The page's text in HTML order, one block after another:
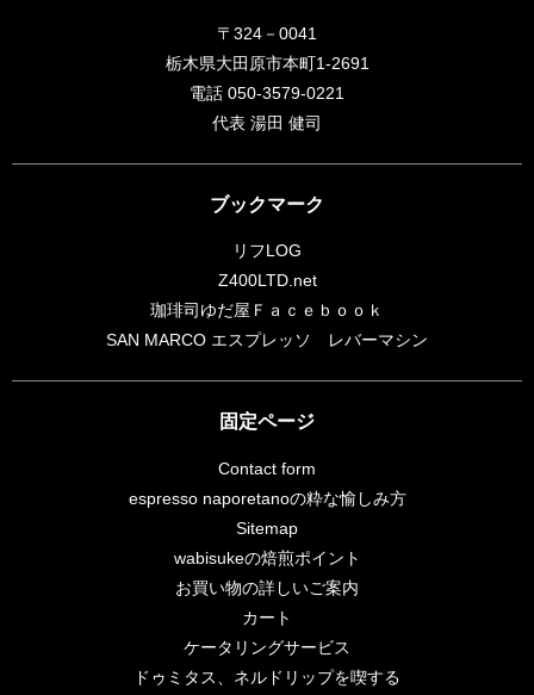
〒324－0041
栃木県大田原市本町1-2691
電話 050-3579-0221
代表 湯田 健司
ブックマーク
リフLOG
Z400LTD.net
珈琲司ゆだ屋Ｆａｃｅｂｏｏｋ
SAN MARCO エスプレッソ レバーマシン
固定ページ
Contact form
espresso naporetanoの粋な愉しみ方
Sitemap
wabisukeの焙煎ポイント
お買い物の詳しいご案内
カート
ケータリングサービス
ドゥミタス、ネルドリップを喫する